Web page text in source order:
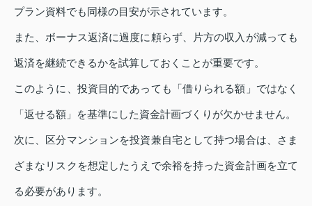
プラン資料でも同様の目安が示されています。
また、ボーナス返済に過度に頼らず、片方の収入が減っても
返済を継続できるかを試算しておくことが重要です。
このように、投資目的であっても「借りられる額」ではなく
「返せる額」を基準にした資金計画づくりが欠かせません。
次に、区分マンションを投資兼自宅として持つ場合は、さま
ざまなリスクを想定したうえで余裕を持った資金計画を立て
る必要があります。